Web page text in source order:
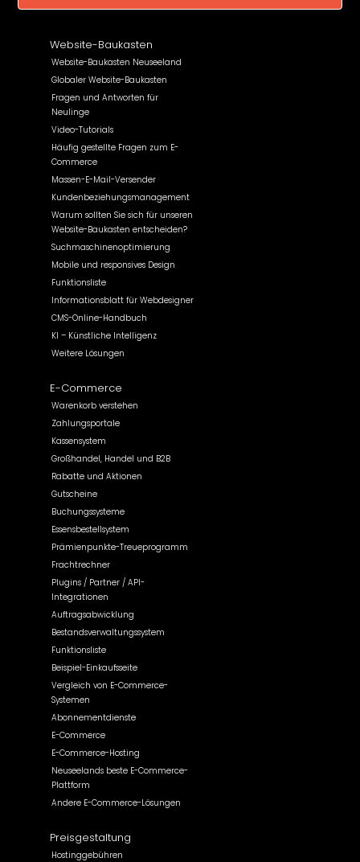
Website-Baukasten
Website-Baukasten Neuseeland
Globaler Website-Baukasten
Fragen und Antworten für
Neulinge
Video-Tutorials
Häufig gestellte Fragen zum E-
Commerce
Massen-E-Mail-Versender
Kundenbeziehungsmanagement
Warum sollten Sie sich für unseren
Website-Baukasten entscheiden?
Suchmaschinenoptimierung
Mobile und responsives Design
Funktionsliste
Informationsblatt für Webdesigner
CMS-Online-Handbuch
KI – Künstliche Intelligenz
Weitere Lösungen
E-Commerce
Warenkorb verstehen
Zahlungsportale
Kassensystem
Großhandel, Handel und B2B
Rabatte und Aktionen
Gutscheine
Buchungssysteme
Essensbestellsystem
Prämienpunkte-Treueprogramm
Frachtrechner
Plugins / Partner / API-
Integrationen
Auftragsabwicklung
Bestandsverwaltungssystem
Funktionsliste
Beispiel-Einkaufsseite
Vergleich von E-Commerce-
Systemen
Abonnementdienste
E-Commerce
E-Commerce-Hosting
Neuseelands beste E-Commerce-
Plattform
Andere E-Commerce-Lösungen
Preisgestaltung
Hostinggebühren